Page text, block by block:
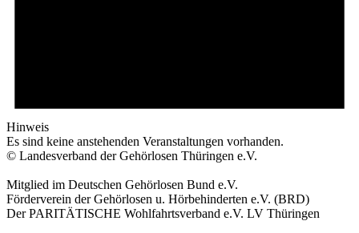
Hinweis
Es sind keine anstehenden Veranstaltungen vorhanden.
© Landesverband der Gehörlosen Thüringen e.V.
Mitglied im Deutschen Gehörlosen Bund e.V.
Förderverein der Gehörlosen u. Hörbehinderten e.V. (BRD)
Der PARITÄTISCHE Wohlfahrtsverband e.V. LV Thüringen